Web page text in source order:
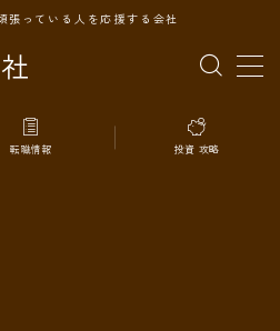
張っている人を応援する会社
転職情報 投資 攻略